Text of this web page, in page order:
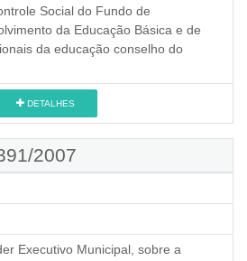
Social do Fundo de
da Educação Básica e de
da educação conselho do
DETALHES
2007
Executivo Municipal, sobre a